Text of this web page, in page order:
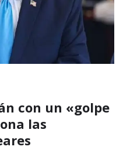
con un «golpe
las